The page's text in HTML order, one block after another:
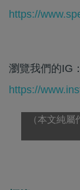
https://
瀏覽我們的IG：
https://
（本文純